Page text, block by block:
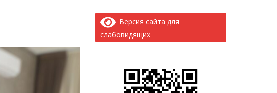
Версия сайта для
слабовидящих